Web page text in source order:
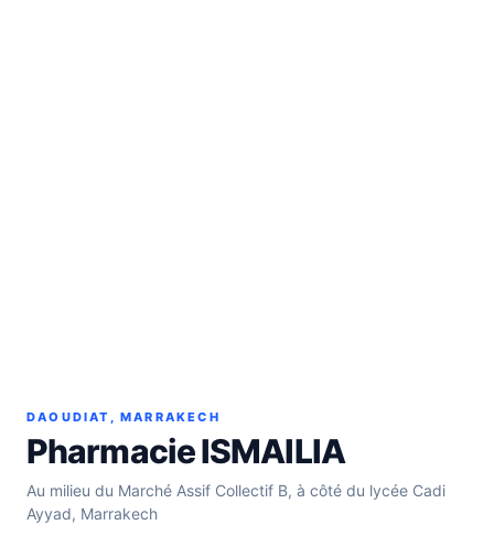
DAOUDIAT, MARRAKECH
Pharmacie ISMAILIA
Au milieu du Marché Assif Collectif B, à côté du lycée Cadi
Ayyad, Marrakech